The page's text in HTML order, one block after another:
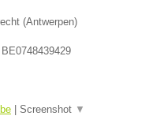
(Antwerpen)
BE0748439429
Screenshot ▼